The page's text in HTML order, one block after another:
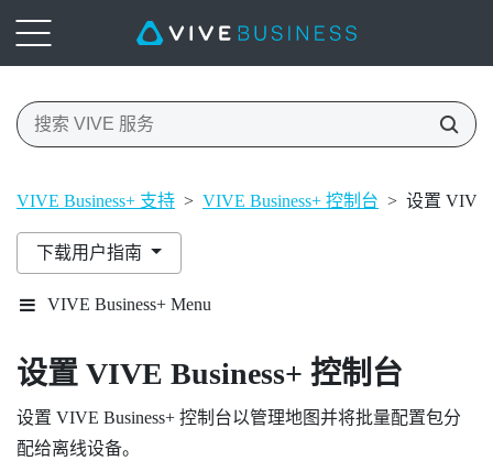
VIVE Business+ 支持 > VIVE Business+ 控制台 > 设置 VIVE
下载用户指南
VIVE Business+ Menu
设置 VIVE Business+ 控制台
设置 VIVE Business+ 控制台以管理地图并将批量配置包分
配给离线设备。